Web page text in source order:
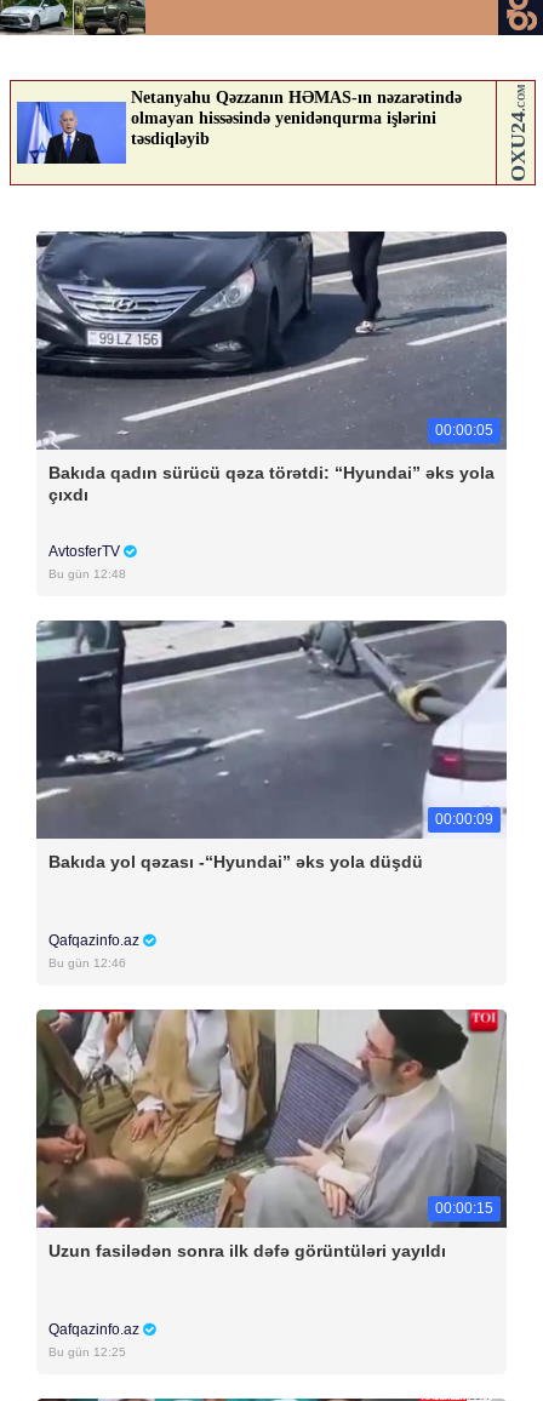
00:00:05
Bakıda qadın sürücü qəza törətdi: “Hyundai” əks yola
çıxdı
AvtosferTV
Bu gün 12:48
00:00:09
Bakıda yol qəzası -“Hyundai” əks yola düşdü
Qafqazinfo.az
Bu gün 12:46
00:00:15
Uzun fasilədən sonra ilk dəfə görüntüləri yayıldı
Qafqazinfo.az
Bu gün 12:25